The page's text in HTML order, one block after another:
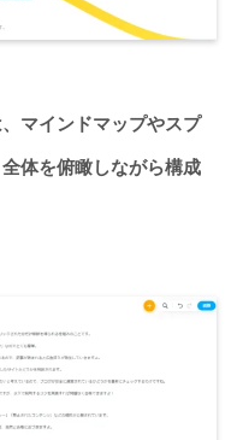
マインドマップやスプ
体を俯瞰しながら構成